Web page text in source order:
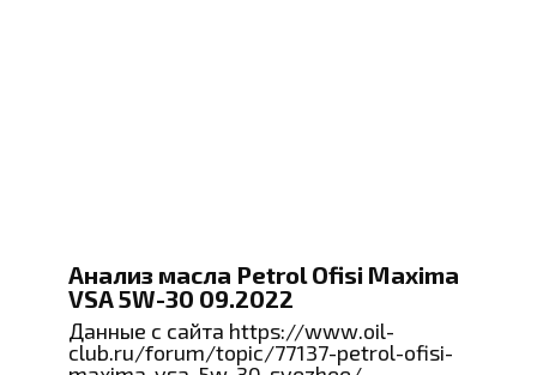
Анализ масла Petrol Ofisi Maxima
VSA 5W-30 09.2022
Данные с сайта https://www.oil-
club.ru/forum/topic/77137-petrol-ofisi-